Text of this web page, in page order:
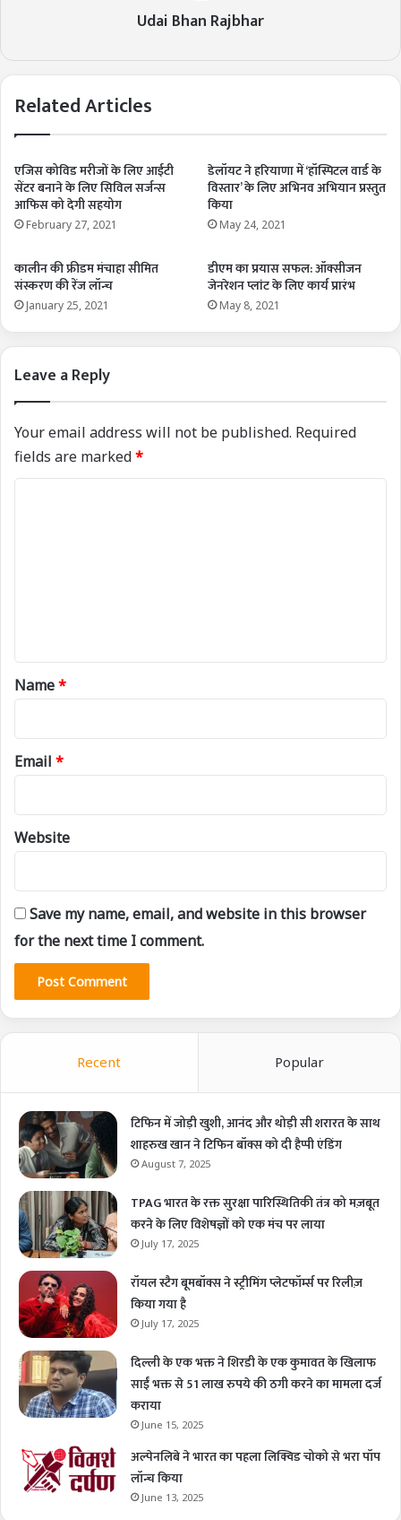
Udai Bhan Rajbhar
Related Articles
एजिस कोविड मरीजों के लिए आईटी
सेंटर बनाने के लिए सिविल सर्जन्स
आफिस को देगी सहयोग
February 27, 2021
डेलॉयट ने हरियाणा में ‘हॉस्पिटल वार्ड के
विस्तार’ के लिए अभिनव अभियान प्रस्तुत
किया
May 24, 2021
कालीन की फ्रीडम मंचाहा सीमित
संस्करण की रेंज लॉन्च
January 25, 2021
डीएम का प्रयास सफल: ऑक्सीजन
जेनरेशन प्लांट के लिए कार्य प्रारंभ
May 8, 2021
Leave a Reply
Your email address will not be published. Required
fields are marked*
*
Name*
Email *
Website
Save my name, email, and website in this browser
for the next time I comment.
Recent Popular
टिफिन में जोड़ी खुशी, आनंद और थोड़ी सी शरारत के साथ
शाहरुख खान ने टिफिन बॉक्स को दी हैप्पी एंडिंग
August 7, 2025
TPAG भारत के रक्त सुरक्षा पारिस्थितिकी तंत्र को मज़बूत
करने के लिए विशेषज्ञों को एक मंच पर लाया
July 17, 2025
रॉयल स्टैग बूमबॉक्स ने स्ट्रीमिंग प्लेटफॉर्म्स पर रिलीज़
किया गया है
July 17, 2025
दिल्ली के एक भक्त ने शिरडी के एक कुमावत के खिलाफ
साईं भक्त से 51 लाख रुपये की ठगी करने का मामला दर्ज
कराया
June 15, 2025
अल्पेनलिबे ने भारत का पहला लिक्विड चोको से भरा पॉप
लॉन्च किया
June 13, 2025